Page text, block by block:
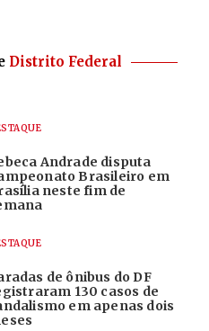
Distrito Federal
Andrade disputa
Brasileiro em
neste fim de
de ônibus do DF
130 casos de
em apenas dois